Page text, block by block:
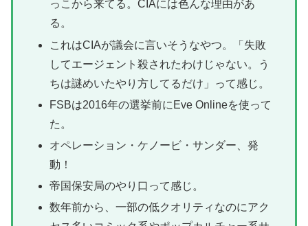
っこから来てる。CIAには色んな理由があ
る。
これはCIAが議会に言いそうなやつ。「失敗
してエージェント殺されたわけじゃない。う
ちは謎めいたやり方してるだけ」って感じ。
FSBは2016年の選挙前にEve Onlineを使って
た。
オペレーション・ケノービ・サンダー、発
動！
帝国保安局のやり口って感じ。
数年前から、一部の低クオリティなのにアク